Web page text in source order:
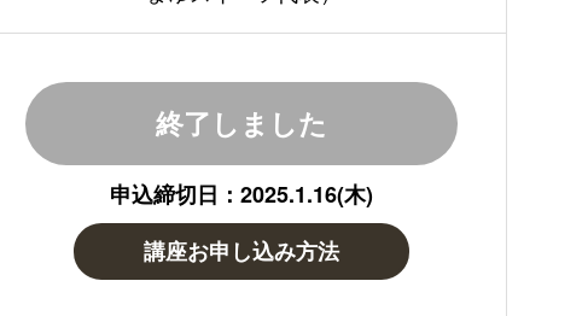
終了しました
申込締切日：2025.1.16(木)
講座お申し込み方法